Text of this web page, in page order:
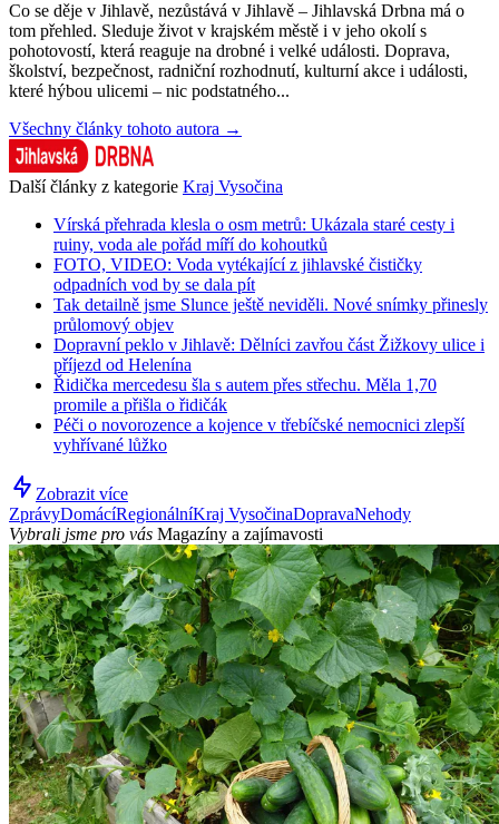
Co se děje v Jihlavě, nezůstává v Jihlavě – Jihlavská Drbna má o
tom přehled. Sleduje život v krajském městě i v jeho okolí s
pohotovostí, která reaguje na drobné i velké události. Doprava,
školství, bezpečnost, radniční rozhodnutí, kulturní akce i události,
které hýbou ulicemi – nic podstatného...
Všechny články tohoto autora →
Další články z kategorie Kraj Vysočina
Vírská přehrada klesla o osm metrů: Ukázala staré cesty i
ruiny, voda ale pořád míří do kohoutků
FOTO, VIDEO: Voda vytékající z jihlavské čističky
odpadních vod by se dala pít
Tak detailně jsme Slunce ještě neviděli. Nové snímky přinesly
průlomový objev
Dopravní peklo v Jihlavě: Dělníci zavřou část Žižkovy ulice i
příjezd od Helenína
Řidička mercedesu šla s autem přes střechu. Měla 1,70
promile a přišla o řidičák
Péči o novorozence a kojence v třebíčské nemocnici zlepší
vyhřívané lůžko
Zobrazit více
ZprávyDomácíRegionálníKraj VysočinaDopravaNehody
Vybrali jsme pro vás Magazíny a zajímavosti